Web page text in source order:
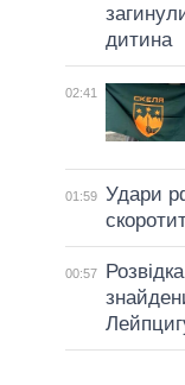
дитина
02:41
01:59 Удари
00:57